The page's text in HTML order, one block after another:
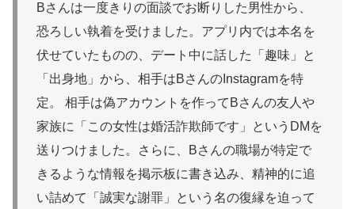
Bさんは一度きりの面談でお断りした男性から、
恐ろしい執着を受けました。アプリ内では本名を
伏せていたものの、デート中に話した「趣味」と
「出身地」から、相手はBさんのInstagramを特
定。 相手は偽アカウントを作ってBさんの友人や
家族に「この女性は婚活詐欺師です」というDMを
送りつけました。さらに、Bさんの職場が特定で
きるような情報を掲示板に書き込み、精神的に追
い詰めて「誠実な謝罪」という名の復縁を迫って